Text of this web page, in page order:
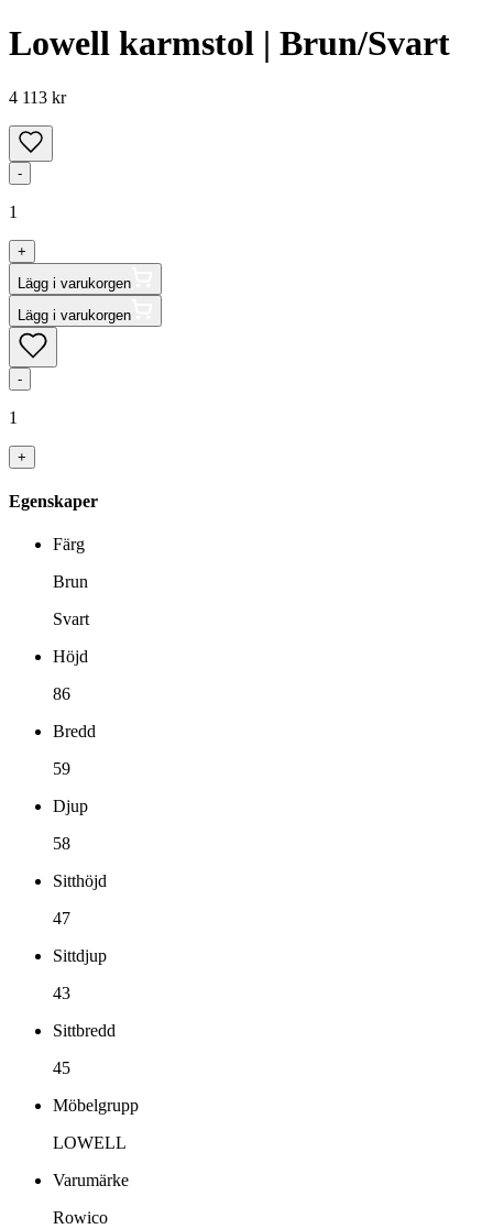
Lowell karmstol | Brun/Svart
4 113 kr
-
1
+
Lägg i varukorgen
Lägg i varukorgen
-
1
+
Egenskaper
Färg
Brun
Svart
Höjd
86
Bredd
59
Djup
58
Sitthöjd
47
Sittdjup
43
Sittbredd
45
Möbelgrupp
LOWELL
Varumärke
Rowico